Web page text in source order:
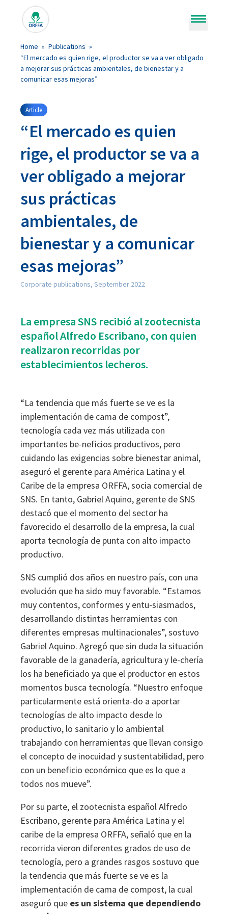
Open
Solutions
Feed Solution Areas
Species
Feed Solution Areas
Species
Services
Instant Insight in Gut Health
Instant Insight in Gut Health
Insights
Publications
Downloads
News
Publications
Downloads
News
Our Story
Our leadership
Our Journey
A strategic alliance with Marubeni
Global reach with Local Focus
Sustainability
Our leadership
Our Journey
A strategic alliance with Marubeni
Global reach with Local Focus
Sustainability
Careers
Contact
Home » Publications »
“El mercado es quien rige, el productor se va a ver obligado
a mejorar sus prácticas ambientales, de bienestar y a
comunicar esas mejoras”
Article
“El mercado es quien
rige, el productor se va a
ver obligado a mejorar
sus prácticas
ambientales, de
bienestar y a comunicar
esas mejoras”
Corporate publications, September 2022
La empresa SNS recibió al zootecnista
español Alfredo Escribano, con quien
realizaron recorridas por
establecimientos lecheros.
“La tendencia que más fuerte se ve es la
implementación de cama de compost”,
tecnología cada vez más utilizada con
importantes be-neficios productivos, pero
cuidando las exigencias sobre bienestar animal,
aseguró el gerente para América Latina y el
Caribe de la empresa ORFFA, socia comercial de
SNS. En tanto, Gabriel Aquino, gerente de SNS
destacó que el momento del sector ha
favorecido el desarrollo de la empresa, la cual
aporta tecnología de punta con alto impacto
productivo.
SNS cumplió dos años en nuestro país, con una
evolución que ha sido muy favorable. “Estamos
muy contentos, conformes y entu-siasmados,
desarrollando distintas herramientas con
diferentes empresas multinacionales”, sostuvo
Gabriel Aquino. Agregó que sin duda la situación
favorable de la ganadería, agricultura y le-chería
los ha beneficiado ya que el productor en estos
momentos busca tecnología. “Nuestro enfoque
particularmente está orienta-do a aportar
tecnologías de alto impacto desde lo
productivo, lo sanitario y lo ambiental
trabajando con herramientas que llevan consigo
el concepto de inocuidad y sustentabilidad, pero
con un beneficio económico que es lo que a
todos nos mueve”.
Por su parte, el zootecnista español Alfredo
Escribano, gerente para América Latina y el
caribe de la empresa ORFFA, señaló que en la
recorrida vieron diferentes grados de uso de
tecnología, pero a grandes rasgos sostuvo que
la tendencia que más fuerte se ve es la
implementación de cama de compost, la cual
aseguró que es un sistema que dependiendo